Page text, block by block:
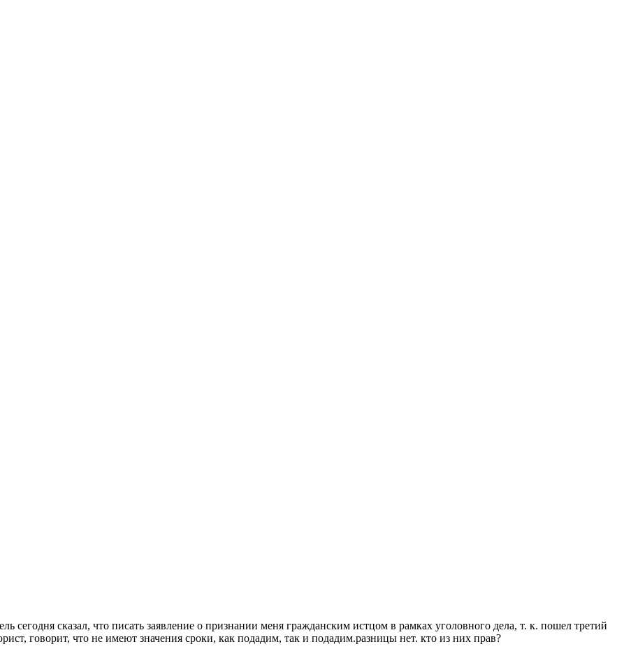
сегодня сказал, что писать заявление о признании меня гражданским истцом в рамках уголовного дела, т. к. пошел третий
говорит, что не имеют значения сроки, как подадим, так и подадим.разницы нет. кто из них прав?